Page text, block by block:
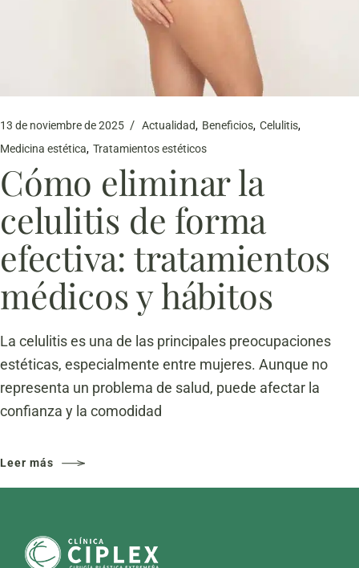
13 de noviembre de 2025 Actualidad Beneficios Celulitis
Medicina estética Tratamientos estéticos
Cómo eliminar la
celulitis de forma
efectiva: tratamientos
médicos y hábitos
La celulitis es una de las principales preocupaciones
estéticas, especialmente entre mujeres. Aunque no
representa un problema de salud, puede afectar la
confianza y la comodidad
Leer más